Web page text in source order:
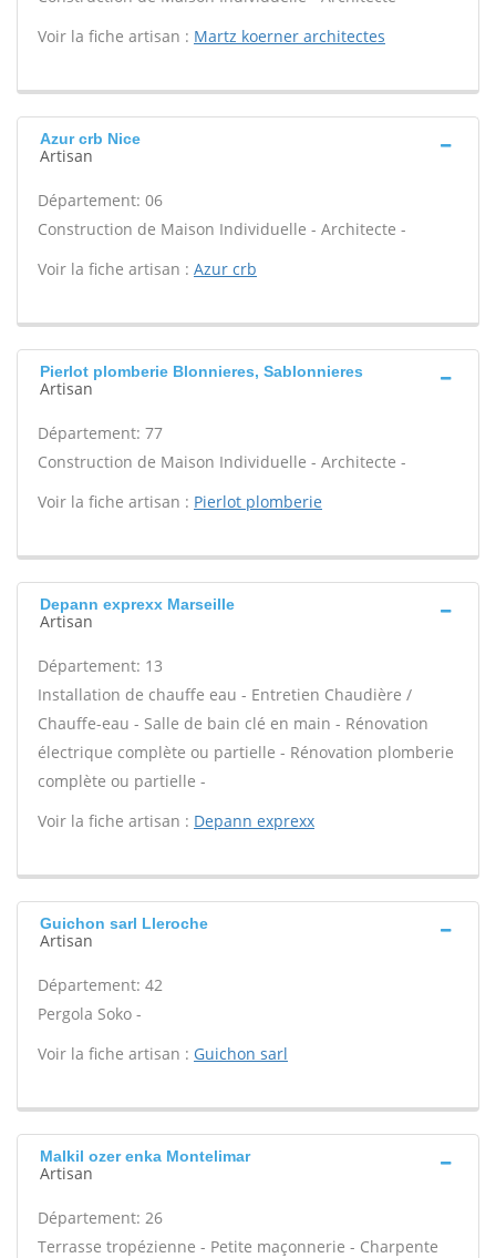
Voir la fiche artisan : Martz koerner architectes
Azur crb Nice
Artisan
Département: 06
Construction de Maison Individuelle - Architecte -
Voir la fiche artisan : Azur crb
Pierlot plomberie Blonnieres, Sablonnieres
Artisan
Département: 77
Construction de Maison Individuelle - Architecte -
Voir la fiche artisan : Pierlot plomberie
Depann exprexx Marseille
Artisan
Département: 13
Installation de chauffe eau - Entretien Chaudière /
Chauffe-eau - Salle de bain clé en main - Rénovation
électrique complète ou partielle - Rénovation plomberie
complète ou partielle -
Voir la fiche artisan : Depann exprexx
Guichon sarl Lleroche
Artisan
Département: 42
Pergola Soko -
Voir la fiche artisan : Guichon sarl
Malkil ozer enka Montelimar
Artisan
Département: 26
Terrasse tropézienne - Petite maçonnerie - Charpente